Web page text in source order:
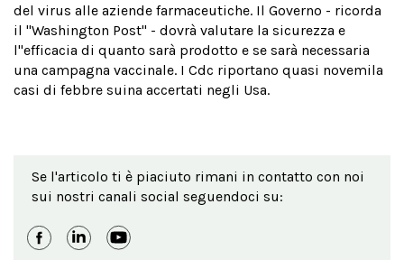
del virus alle aziende farmaceutiche. Il Governo - ricorda
il ''Washington Post'' - dovrà valutare la sicurezza e
l''efficacia di quanto sarà prodotto e se sarà necessaria
una campagna vaccinale. I Cdc riportano quasi novemila
casi di febbre suina accertati negli Usa.
Se l'articolo ti è piaciuto rimani in contatto con noi
sui nostri canali social seguendoci su: